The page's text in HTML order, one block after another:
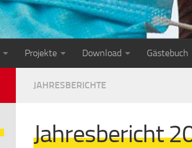
Projekte Download Gästebuch
JAHRESBERICHTE
Jahresbericht